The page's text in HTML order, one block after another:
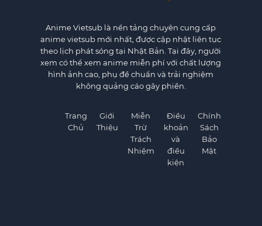
Anime Vietsub là nền tảng chuyên cung cấp
anime vietsub mới nhất, được cập nhật liên tục
theo lịch phát sóng tại Nhật Bản. Tại đây, người
xem có thể xem anime miễn phí với chất lượng
hình ảnh cao, phụ đề chuẩn và trải nghiệm
không quảng cáo gây phiền.
Trang
Chủ
Giới
Thiệu
Miễn
Trừ
Trách
Nhiệm
Điều
khoản
và
điều
kiện
Chính
Sách
Bảo
Mật